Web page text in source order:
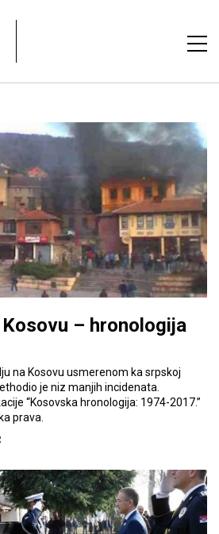
– hronologija
na Kosovu usmerenom ka srpskoj
je niz manjih incidenata.
“Kosovska hronologija: 1974-2017.”
prava.